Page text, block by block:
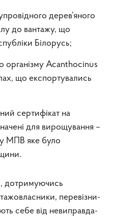
дерев’яного
до вантажу, що
Білорусь;
організму Acanthocinus
що експортувались
сертифікат на
для вирощування –
МПВ яке було
до­три­му­ю­чись
пе­ревізни­
се­бе від не­ви­прав­да­